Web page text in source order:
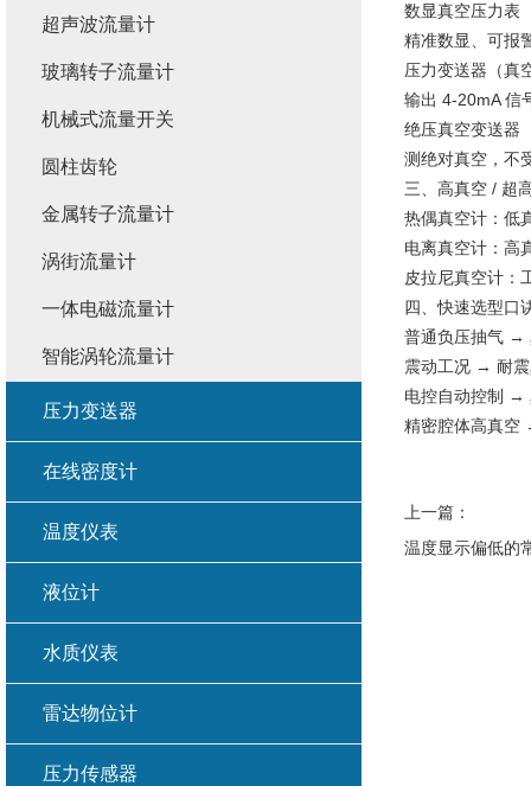
数显真空压力表
精准数显、可报
压力变送器（真
输出 4-20mA 信
绝压真空变送器
测绝对真空，不
三、高真空 / 超
热偶真空计：低
电离真空计：高
皮拉尼真空计：
四、快速选型口
普通负压抽气 →
震动工况 → 耐
电控自动控制 →
精密腔体高真空
上一篇：
温度显示偏低的
超声波流量计
玻璃转子流量计
机械式流量开关
圆柱齿轮
金属转子流量计
涡街流量计
一体电磁流量计
智能涡轮流量计
压力变送器
在线密度计
温度仪表
液位计
水质仪表
雷达物位计
压力传感器